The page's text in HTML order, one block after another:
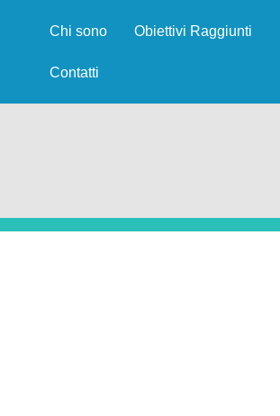
Chi sono Obiettivi Raggiunti
Contatti